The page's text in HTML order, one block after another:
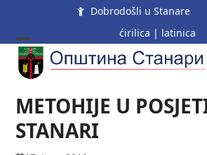
content
Dobrodošli u Stanare
ćirilica | latinica
Open
mobile
menu
Close
mobile
menu
METOHIJE U
STANARI